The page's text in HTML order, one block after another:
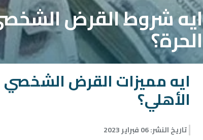
ايه شروط القرض
الحرة؟
ايه مميزات القرض الشخصي
الأهلي؟
تاريخ النشر:06 فبراير 2023